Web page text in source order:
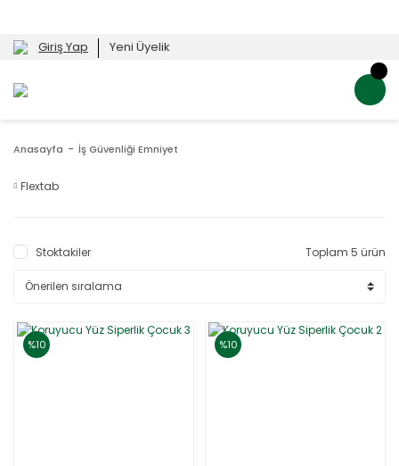
Giriş Yap Yeni Üyelik
Anasayfa İş Güvenliği Emniyet
Flextab
Stoktakiler Toplam 5 ürün
%10 %10